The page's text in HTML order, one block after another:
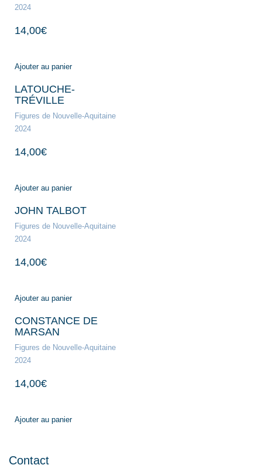
2024
14,00€
Ajouter au panier
LATOUCHE-
TRÉVILLE
Figures de Nouvelle-Aquitaine
2024
14,00€
Ajouter au panier
JOHN TALBOT
Figures de Nouvelle-Aquitaine
2024
14,00€
Ajouter au panier
CONSTANCE DE
MARSAN
Figures de Nouvelle-Aquitaine
2024
14,00€
Ajouter au panier
Contact